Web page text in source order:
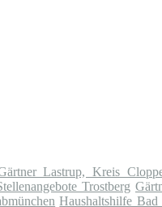
Lastrup, Kreis
Trostberg
Haushaltshilfe Bad